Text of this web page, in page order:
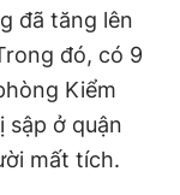
đã tăng lên
đó, có 9
Kiểm
sập ở quận
mất tích.